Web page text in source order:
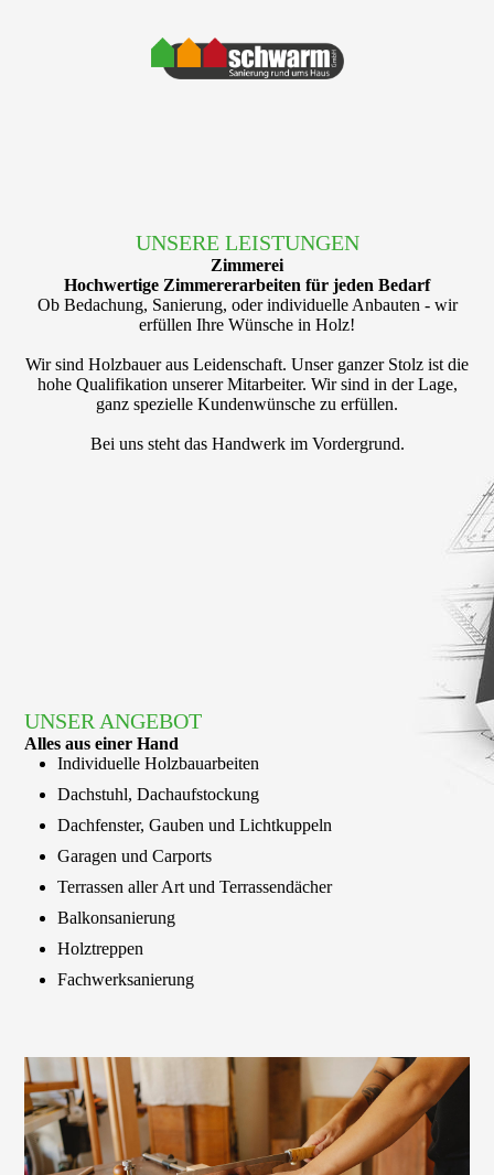
UNSERE LEISTUNGEN
Zimmerei
Hochwertige Zimmererarbeiten für jeden Bedarf
Ob Bedachung, Sanierung, oder individuelle Anbauten - wir
erfüllen Ihre Wünsche in Holz!
Wir sind Holzbauer aus Leidenschaft. Unser ganzer Stolz ist die
hohe Qualifikation unserer Mitarbeiter. Wir sind in der Lage,
ganz spezielle Kundenwünsche zu erfüllen.
Bei uns steht das Handwerk im Vordergrund.
UNSER ANGEBOT
Alles aus einer Hand
Individuelle Holzbauarbeiten
Dachstuhl, Dachaufstockung
Dachfenster, Gauben und Lichtkuppeln
Garagen und Carports
Terrassen aller Art und Terrassendächer
Balkonsanierung
Holztreppen
Fachwerksanierung